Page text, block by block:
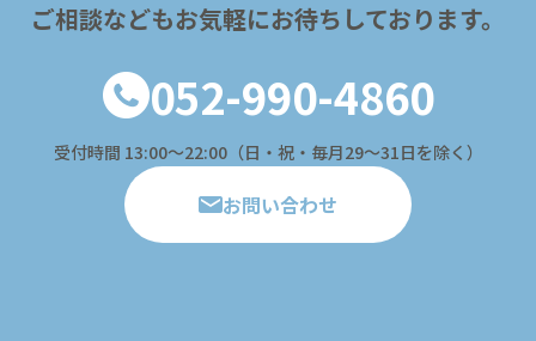
ご相談などもお気軽にお待ちしております。
052-990-4860
受付時間 13:00〜22:00（日・祝・毎月29～31日を除く）
お問い合わせ